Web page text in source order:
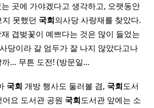
곳에 가야겠다고 생각하고, 오랫동안
못했던 국회의사당 사랑재를 찾았다.
겹벚꽃이 예쁘다는 것은 많이 들었는
당이라 갈 엄두가 잘 나지 않았다고나
까… 무튼 도전! (방문일…
국회 개방 행사도 둘러볼 겸, 국회도서
요 도서관 공원 국회도서관 앞에는 소